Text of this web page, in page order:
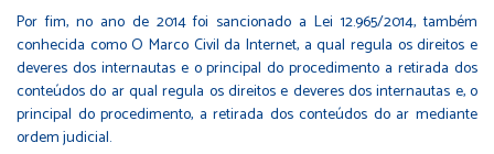
Por fim, no ano de 2014 foi sancionado a Lei 12.965/2014, também
conhecida como O Marco Civil da Internet, a qual regula os direitos e
deveres dos internautas e o principal do procedimento a retirada dos
conteúdos do ar qual regula os direitos e deveres dos internautas e, o
principal do procedimento, a retirada dos conteúdos do ar mediante
ordem judicial.